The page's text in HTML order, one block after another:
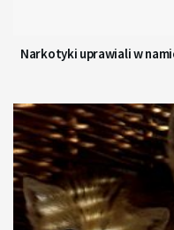
Narkotyki uprawiali w